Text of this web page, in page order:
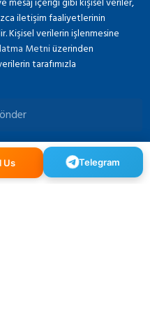
Us Telegram
iletişim faaliyetlerinin
Kişisel verilerin işlenmesine
Metniüzerinden
tarafımızla